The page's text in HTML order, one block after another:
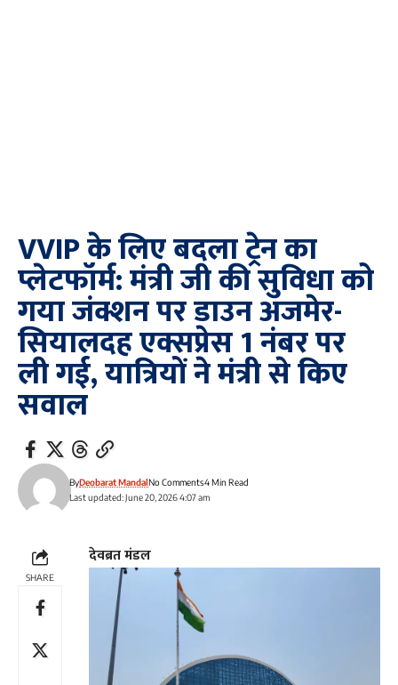
VVIP के लिए बदला ट्रेन का
प्लेटफॉर्म: मंत्री जी की सुविधा को
गया जंक्शन पर डाउन अजमेर-
सियालदह एक्सप्रेस 1 नंबर पर
ली गई, यात्रियों ने मंत्री से किए
सवाल
Last updated: June 20, 2026 4:07 am
ByDeobarat MandalNo Comments4 Min Read
SHARE
देवब्रत मंडल